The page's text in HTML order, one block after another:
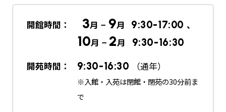
開館時間： 3月 − 9月 9:30-17:00 、
10月 − 2月
9:30-16:30
開苑時間：
9:30-16:30 （通年）
※入館・入苑は閉館・閉苑の30分前ま
で